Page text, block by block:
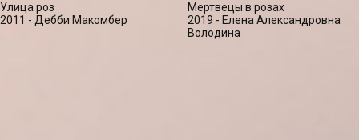
Улица роз
2011 - Дебби Макомбер
Мертвецы в розах
2019 - Елена Александровна
Володина